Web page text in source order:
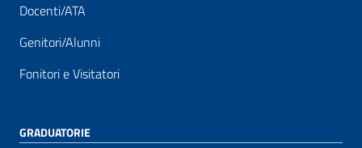
Docenti/ATA
Genitori/Alunni
Fonitori e Visitatori
GRADUATORIE